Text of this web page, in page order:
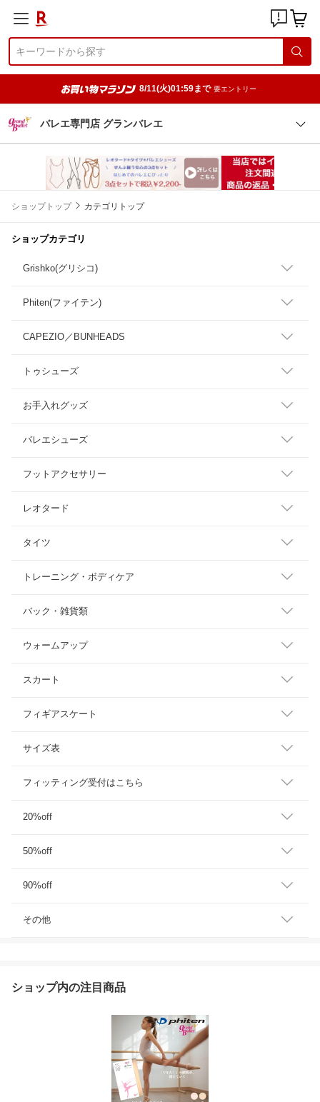
8/11(火)01:59まで 要エントリー
バレエ専門店 グランバレエ
ショップトップ カテゴリトップ
ショップカテゴリ
Grishko(グリシコ)
Phiten(ファイテン)
CAPEZIO／BUNHEADS
トゥシューズ
お手入れグッズ
バレエシューズ
フットアクセサリー
レオタード
タイツ
トレーニング・ボディケア
バック・雑貨類
ウォームアップ
スカート
フィギアスケート
サイズ表
フィッティング受付はこちら
20%off
50%off
90%off
その他
ショップ内の注目商品